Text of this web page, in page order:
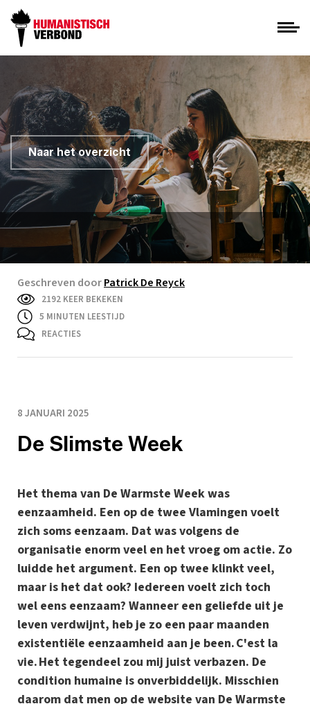
Naar het overzicht
Geschreven doorPatrick De Reyck
2192 KEER BEKEKEN
5 MINUTEN LEESTIJD
REACTIES
8 JANUARI 2025
De Slimste Week
Het thema van De Warmste Week was
eenzaamheid. Een op de twee Vlamingen voelt
zich soms eenzaam. Dat was volgens de
organisatie enorm veel en het vroeg om actie. Zo
luidde het argument. Een op twee klinkt veel,
maar is het dat ook? Iedereen voelt zich toch
wel eens eenzaam? Wanneer een geliefde uit je
leven verdwijnt, heb je zo een paar maanden
existentiële eenzaamheid aan je been. C'est la
vie. Het tegendeel zou mij juist verbazen. De
condition humaine is onverbiddelijk. Misschien
daarom dat men op de website van De Warmste